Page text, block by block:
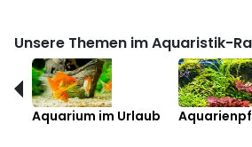
Unsere Themen im Aquaristik-
Aquarium im Urlaub